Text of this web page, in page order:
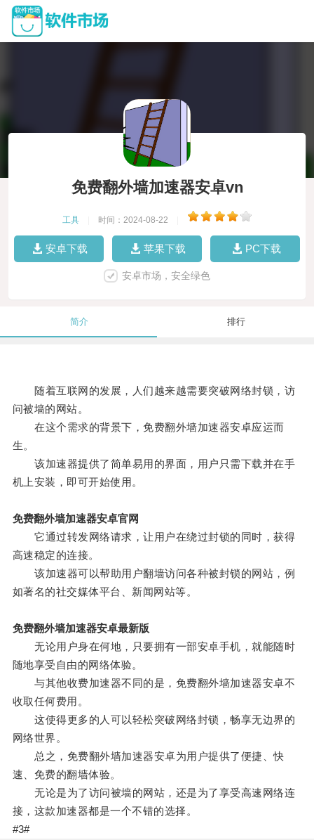
免费翻外墙加速器安卓vn
工具 时间：2024-08-22
安卓下载 苹果下载 PC下载
安卓市场，安全绿色
简介 排行
随着互联网的发展，人们越来越需要突破网络封锁，访
问被墙的网站。
在这个需求的背景下，免费翻外墙加速器安卓应运而
生。
该加速器提供了简单易用的界面，用户只需下载并在手
机上安装，即可开始使用。
免费翻外墙加速器安卓官网
它通过转发网络请求，让用户在绕过封锁的同时，获得
高速稳定的连接。
该加速器可以帮助用户翻墙访问各种被封锁的网站，例
如著名的社交媒体平台、新闻网站等。
免费翻外墙加速器安卓最新版
无论用户身在何地，只要拥有一部安卓手机，就能随时
随地享受自由的网络体验。
与其他收费加速器不同的是，免费翻外墙加速器安卓不
收取任何费用。
这使得更多的人可以轻松突破网络封锁，畅享无边界的
网络世界。
总之，免费翻外墙加速器安卓为用户提供了便捷、快
速、免费的翻墙体验。
无论是为了访问被墙的网站，还是为了享受高速网络连
接，这款加速器都是一个不错的选择。
#3#